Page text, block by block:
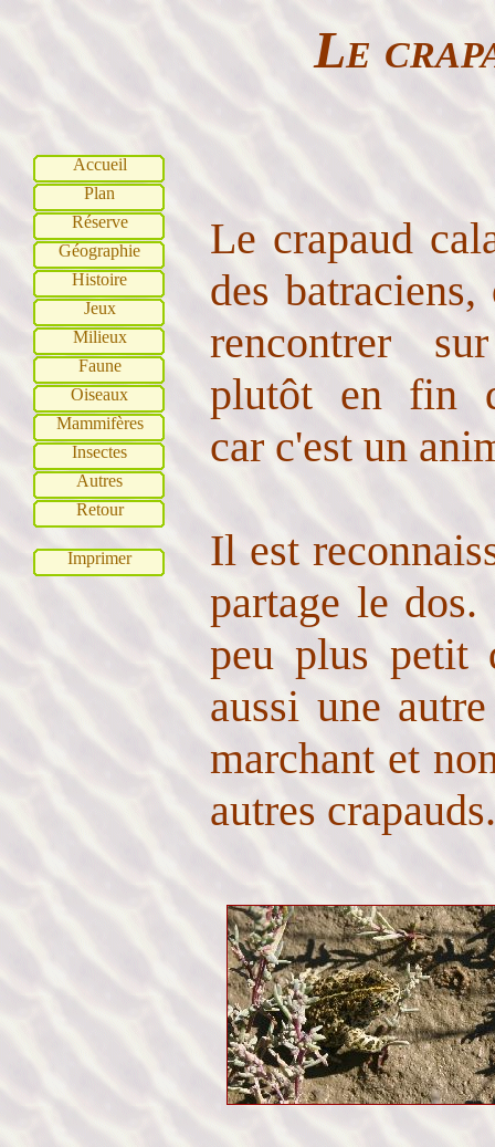
Le
Accueil
Plan
Réserve
Géographie
Histoire
Jeux
Milieux
Faune
Oiseaux
Mammifères
Insectes
Autres
Retour
Imprimer
Le crapaud
des
rencontrer
plutôt en fin
car c'est un
Il est
partage le
peu plus petit
aussi une
marchant et
autres crapauds.